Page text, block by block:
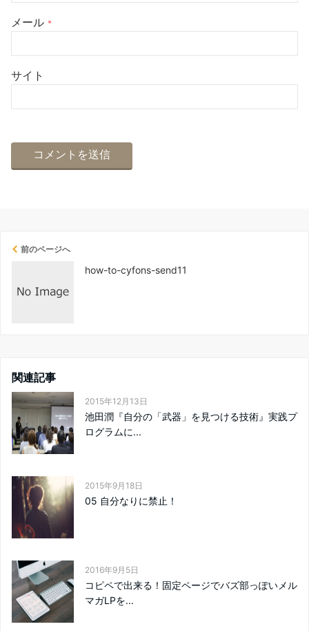
メール *
サイト
前のページへ
how-to-cyfons-send11
関連記事
2015年12月13日
池田潤『自分の「武器」を見つける技術』実践プ
ログラムに...
2015年9月18日
05 自分なりに禁止！
2016年9月5日
コピペで出来る！固定ページでバズ部っぽいメル
マガLPを...